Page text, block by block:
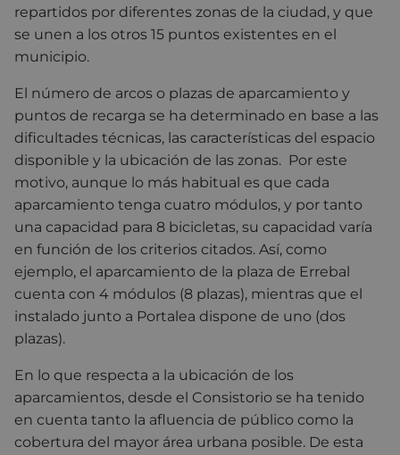
repartidos por diferentes zonas de la ciudad, y que
se unen a los otros 15 puntos existentes en el
municipio.
El número de arcos o plazas de aparcamiento y
puntos de recarga se ha determinado en base a las
dificultades técnicas, las características del espacio
disponible y la ubicación de las zonas. Por este
motivo, aunque lo más habitual es que cada
aparcamiento tenga cuatro módulos, y por tanto
una capacidad para 8 bicicletas, su capacidad varía
en función de los criterios citados. Así, como
ejemplo, el aparcamiento de la plaza de Errebal
cuenta con 4 módulos (8 plazas), mientras que el
instalado junto a Portalea dispone de uno (dos
plazas).
En lo que respecta a la ubicación de los
aparcamientos, desde el Consistorio se ha tenido
en cuenta tanto la afluencia de público como la
cobertura del mayor área urbana posible. De esta